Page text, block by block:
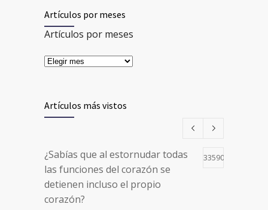
Artículos por meses
Artículos por meses
Artículos más vistos
¿Sabías que al estornudar todas
las funciones del corazón se
detienen incluso el propio
corazón?
33590